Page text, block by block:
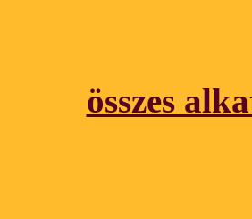
összes